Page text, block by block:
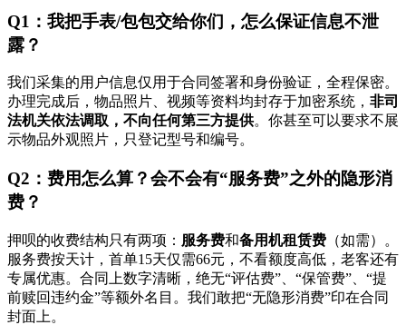
Q1：我把手表/包包交给你们，怎么保证信息不泄
露？
我们采集的用户信息仅用于合同签署和身份验证，全程保密。
办理完成后，物品照片、视频等资料均封存于加密系统， 非司
法机关依法调取，不向任何第三方提供。你甚至可以要求不展
示物品外观照片，只登记型号和编号。
Q2：费用怎么算？会不会有“服务费”之外的隐形消
费？
押呗的收费结构只有两项： 服务费和备用机租赁费 （如需）。
服务费按天计，首单15天仅需66元，不看额度高低，老客还有
专属优惠。合同上数字清晰，绝无“评估费”、“保管费”、“提
前赎回违约金”等额外名目。我们敢把“无隐形消费”印在合同
封面上。